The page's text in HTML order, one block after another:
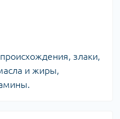
злаки,
и жиры,